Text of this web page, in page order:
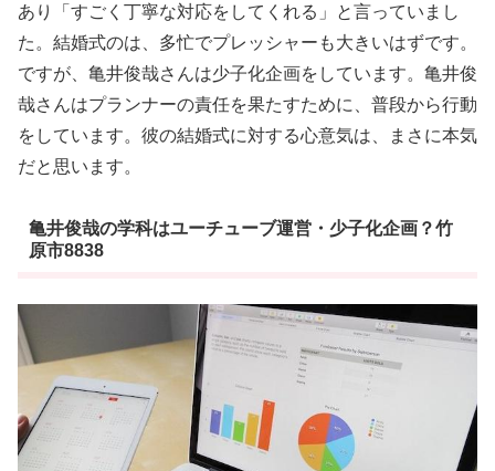
あり「すごく丁寧な対応をしてくれる」と言っていまし
た。結婚式のは、多忙でプレッシャーも大きいはずです。
ですが、亀井俊哉さんは少子化企画をしています。亀井俊
哉さんはプランナーの責任を果たすために、普段から行動
をしています。彼の結婚式に対する心意気は、まさに本気
だと思います。
亀井俊哉の学科はユーチューブ運営・少子化企画？竹
原市8838